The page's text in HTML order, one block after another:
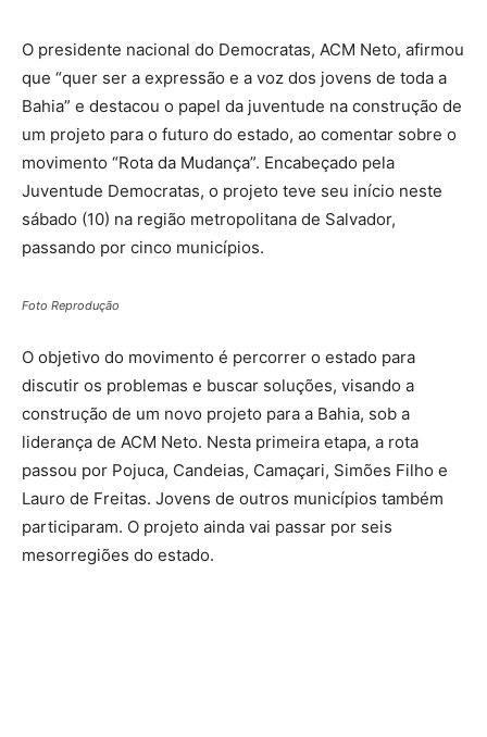
O presidente nacional do Democratas, ACM Neto, afirmou
que “quer ser a expressão e a voz dos jovens de toda a
Bahia” e destacou o papel da juventude na construção de
um projeto para o futuro do estado, ao comentar sobre o
movimento “Rota da Mudança”. Encabeçado pela
Juventude Democratas, o projeto teve seu início neste
sábado (10) na região metropolitana de Salvador,
passando por cinco municípios.
Foto Reprodução
O objetivo do movimento é percorrer o estado para
discutir os problemas e buscar soluções, visando a
construção de um novo projeto para a Bahia, sob a
liderança de ACM Neto. Nesta primeira etapa, a rota
passou por Pojuca, Candeias, Camaçari, Simões Filho e
Lauro de Freitas. Jovens de outros municípios também
participaram. O projeto ainda vai passar por seis
mesorregiões do estado.